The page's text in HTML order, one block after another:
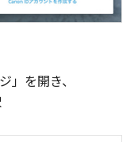
」を開き、